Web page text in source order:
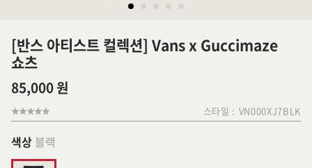
[반스 아티스트 컬렉션] Vans x Guccimaze
쇼츠
85,000 원
스타일 : VN000XJ7BLK
색상 블랙